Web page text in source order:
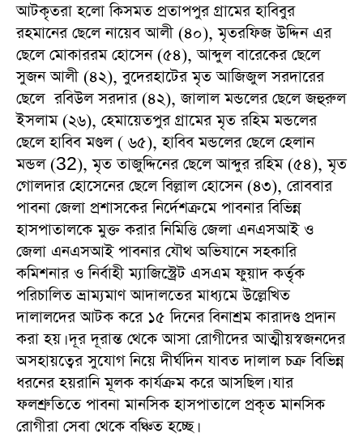
আটকৃতরা হলো কিসমত প্রতাপপুর গ্রামের হাবিবুর
রহমানের ছেলে নায়েব আলী (৪০), মৃতরফিজ উদ্দিন এর
ছেলে মোকাররম হোসেন (৫৪), আব্দুল বারেকের ছেলে
সুজন আলী (৪২), বুদেরহাটের মৃত আজিজুল সরদারের
ছেলে রবিউল সরদার (৪২), জালাল মন্ডলের ছেলে জহুরুল
ইসলাম (২৬), হেমায়েতপুর গ্রামের মৃত রহিম মন্ডলের
ছেলে হাবিব মণ্ডল ( ৬৫), হাবিব মন্ডলের ছেলে হেলান
মন্ডল (32), মৃত তাজুদ্দিনের ছেলে আব্দুর রহিম (৫৪), মৃত
গোলদার হোসেনের ছেলে বিল্লাল হোসেন (৪৩), রোববার
পাবনা জেলা প্রশাসকের নির্দেশক্রমে পাবনার বিভিন্ন
হাসপাতালকে মুক্ত করার নিমিত্তি জেলা এনএসআই ও
জেলা এনএসআই পাবনার যৌথ অভিযানে সহকারি
কমিশনার ও নির্বাহী ম্যাজিস্ট্রেট এসএম ফুয়াদ কর্তৃক
পরিচালিত ভ্রাম্যমাণ আদালতের মাধ্যমে উল্লেখিত
দালালদের আটক করে ১৫ দিনের বিনাশ্রম কারাদণ্ড প্রদান
করা হয়। দূর দূরান্ত থেকে আসা রোগীদের আত্মীয়স্বজনদের
অসহায়ত্বের সুযোগ নিয়ে দীর্ঘদিন যাবত দালাল চক্র বিভিন্ন
ধরনের হয়রানি মূলক কার্যক্রম করে আসছিল। যার
ফলশ্রুতিতে পাবনা মানসিক হাসপাতালে প্রকৃত মানসিক
রোগীরা সেবা থেকে বঞ্চিত হচ্ছে।